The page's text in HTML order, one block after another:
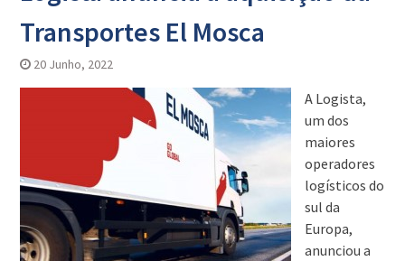
Transportes El Mosca
20 Junho, 2022
A Logista,
um dos
maiores
operadores
logísticos do
sul da
Europa,
anunciou a